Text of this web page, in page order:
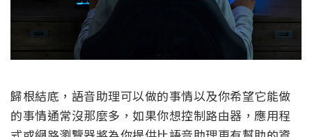
歸根結底，語音助理可以做的事情以及你希望它能做
的事情通常沒那麼多，如果你想控制路由器，應用程